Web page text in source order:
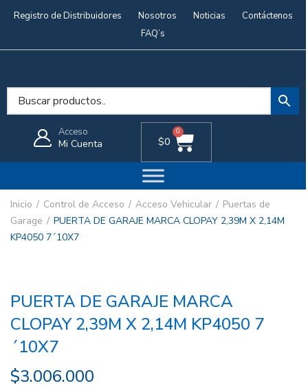
Registro de Distribuidores Nosotros Noticias
Contáctenos
FAQ’s
Acceso
Mi Cuenta $0
0
Inicio Control de Acceso Acceso Vehicular
Puertas de
Garage
PUERTA DE GARAJE MARCA CLOPAY 2,39M X 2,14M
KP4050 7´10X7
PUERTA DE GARAJE MARCA
CLOPAY 2,39M X 2,14M KP4050 7
´10X7
$3.006.000